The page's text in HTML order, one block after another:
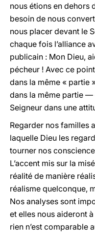
nous étions en dehors
besoin de nous
nous placer devant le
chaque fois l’alliance
publicain : Mon Dieu,
pécheur ! Avec ce
dans la même « partie
dans la même partie —
Seigneur dans une
Regarder nos familles
laquelle Dieu les
tourner nos
L’accent mis sur la
réalité de manière
réalisme quelconque,
Nos analyses sont
et elles nous aideront
rien n’est comparable